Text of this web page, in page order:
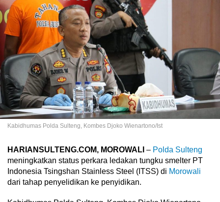
Kabidhumas Polda Sulteng, Kombes Djoko Wienartono/Ist
HARIANSULTENG.COM, MOROWALI – Polda Sulteng
meningkatkan status perkara ledakan tungku smelter PT
Indonesia Tsingshan Stainless Steel (ITSS) di Morowali
dari tahap penyelidikan ke penyidikan.